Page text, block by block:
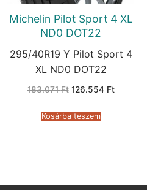
Michelin Pilot Sport 4 XL
ND0 DOT22
295/40R19 Y Pilot Sport 4
XL ND0 DOT22
183.071Ft Original
183.071 Ft.
126.554 FtCurrent
Kosárba teszem